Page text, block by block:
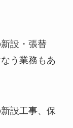
設・張替
う業務もあ
設工事、保